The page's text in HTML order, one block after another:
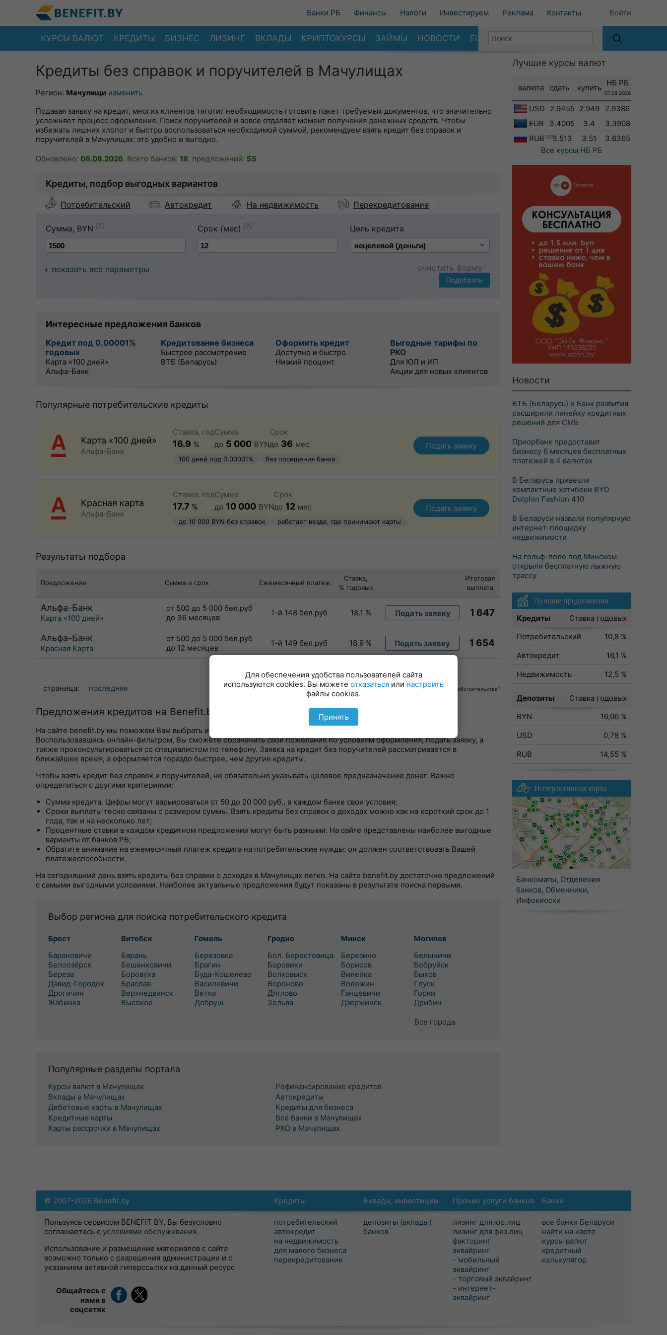
Банки РБ Финансы Налоги Инвестируем Реклама Контакты Войти
КУРСЫ ВАЛЮТ КРЕДИТЫ БИЗНЕС ЛИЗИНГ ВКЛАДЫ КРИПТОКУРСЫ ЗАЙМЫ НОВОСТИ ЕЩЕ
Кредиты без справок и поручителей в Мачулищах
Регион: Мачулищи изменить
Подавая заявку на кредит, многих клиентов тяготит необходимость готовить пакет требуемых документов, что значительно
усложняет процесс оформления. Поиск поручителей и вовсе отдаляет момент получения денежных средств. Чтобы
избежать лишних хлопот и быстро воспользоваться необходимой суммой, рекомендуем взять кредит без справок и
поручителей в Мачулищах: это удобно и выгодно.
Обновлено: 06.08.2026. Всего банков: 18, предложений: 55
Кредиты, подбор выгодных вариантов
Потребительский Автокредит На недвижимость Перекредитование
Сумма, BYN [?] Срок (мес) [?] Цель кредита
+ показать все параметры очистить форму
Подобрать
Интересные предложения банков
Кредит под 0.00001%
годовых
Карта «100 дней»
Альфа-Банк
Кредитование бизнеса
Быстрое рассмотрение
ВТБ (Беларусь)
Оформить кредит
Доступно и быстро
Низкий процент
Выгодные тарифы по
РКО
Для ЮЛ и ИП
Акции для новых клиентов
Популярные потребительские кредиты
Карта «100 дней»
Альфа-Банк
Ставка, год
16.9 %
Сумма
до 5 000 BYN
Срок
до 36 мес
100 дней под 0,00001%
без посещения банка
Подать заявку
Красная карта
Альфа-Банк
Ставка, год
17.7 %
Сумма
до 10 000 BYN
Срок
до 12 мес
до 10 000 BYN без справок работает везде, где принимают карты
Подать заявку
Результаты подбора
Предложение Сумма и срок Ежемесячный платеж
Ставка,
% годовых
Итоговая
выплата
Альфа-Банк
Карта «100 дней»
от 500 до 5 000 бел.руб
до 36 месяцев
1-й 148 бел.руб 18.1 % Подать заявку 1 647
Альфа-Банк
Красная Карта
от 500 до 5 000 бел.руб
до 12 месяцев
1-й 149 бел.руб 18.9 % Подать заявку 1 654
страница: последняя могут появиться доп. результаты, если Вы укажете "особые обстоятельства"
Предложения кредитов на Benefit.by
На сайте benefit.by мы поможем Вам выбрать и оперативно оформить оптимальное кредитное предложение.
Воспользовавшись онлайн-фильтром, Вы сможете обозначить свои пожелания по условиям оформления, подать заявку, а
также проконсультироваться со специалистом по телефону. Заявка на кредит без поручителей рассматривается в
ближайшее время, а оформляется гораздо быстрее, чем другие кредиты.
Чтобы взять кредит без справок и поручителей, не обязательно указывать целевое предназначение денег. Важно
определиться с другими критериями:
Сумма кредита. Цифры могут варьироваться от 50 до 20 000 руб., в каждом банке свои условия;
Сроки выплаты тесно связаны с размером суммы. Взять кредиты без справок о доходах можно как на короткий срок до 1
года, так и на несколько лет;
Процентные ставки в каждом кредитном предложении могут быть разными. На сайте представлены наиболее выгодные
варианты от банков РБ;
Обратите внимание на ежемесячный платеж кредита на потребительские нужды: он должен соответствовать Вашей
платежеспособности.
На сегодняшний день взять кредиты без справки о доходах в Мачулищах легко. На сайте benefit.by достаточно предложений
с самыми выгодными условиями. Наиболее актуальные предложения будут показаны в результате поиска первыми.
Выбор региона для поиска потребительского кредита
Брест
Барановичи
Белоозёрск
Береза
Давид-Городок
Дрогичин
Жабинка
Витебск
Барань
Бешенковичи
Боровуха
Браслав
Верхнедвинск
Высокое
Гомель
Березовка
Брагин
Буда-Кошелево
Василевичи
Ветка
Добруш
Гродно
Бол. Берестовица
Боровики
Волковыск
Вороново
Дятлово
Зельва
Минск
Березино
Борисов
Вилейка
Воложин
Ганцевичи
Дзержинск
Могилев
Белыничи
Бобруйск
Быхов
Глуск
Горки
Дрибин
Все города
Популярные разделы портала
Курсы валют в Мачулищах
Вклады в Мачулищах
Дебетовые карты в Мачулищах
Кредитные карты
Карты рассрочки в Мачулищах
Рефинансирование кредитов
Автокредиты
Кредиты для бизнеса
Все банки в Мачулищах
РКО в Мачулищах
Лучшие курсы валют
валюта сдать купить
НБ РБ
07.08.2026
USD 2.9455 2.949
2.9386
EUR
3.4005 3.4
3.3908
RUB 1003.513 3.51
3.6365
Все курсы НБ РБ
Новости
ВТБ (Беларусь) и Банк развития
расширили линейку кредитных
решений для СМБ
Приорбанк предоставит
бизнесу 6 месяцев бесплатных
платежей в 4 валютах
В Беларусь привезли
компактные хэтчбеки BYD
Dolphin Fashion 410
В Беларуси назвали популярную
интернет-площадку
недвижимости
На гольф-поле под Минском
открыли бесплатную лыжную
трассу
Лучшие предложения
Кредиты
Ставка годовых
Потребительский
10,8 %
Автокредит
16,1 %
Недвижимость
12,5 %
Депозиты
Ставка годовых
BYN
16,06 %
USD
0,78 %
RUB
14,55 %
Интерактивная карта
Банкоматы, Отделения
банков, Обменники,
Инфокиоски
Кредиты
потребительский
автокредит
на недвижимость
для малого бизнеса
перекредитование
Вклады, инвестиции
депозиты (вклады)
банков
Прочие услуги банков
лизинг для юр.лиц
лизинг для физ.лиц
факторинг
эквайринг
- мобильный
эквайринг
- торговый эквайринг
- интернет-
эквайринг
Банки
все банки Беларуси
найти на карте
курсы валют
кредитный
калькулятор
© 2007-2026 Benefit.by
Пользуясь сервисом BENEFIT BY, Вы безусловно
соглашаетесь с условиями обслуживания.
Использование и размещение материалов с сайта
возможно только с разрешения администрации и с
указанием активной гиперссылки на данный ресурс
Общайтесь с
нами в
соцсетях
Для обеспечения удобства пользователей сайта
используются cookies. Вы можете отказаться или настроить
файлы cookies.
Принять